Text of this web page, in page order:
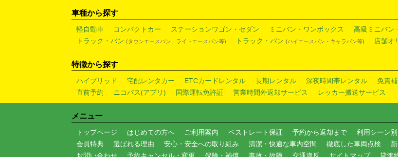
車種から探す
軽自動車 コンパクトカー ステーションワゴン・セダン ミニバン・ワンボックス 高級ミニバン
トラック・バン (タウンエースバン、ライトエースバン等) トラック・バン (ハイエースバン・キャラバン等) 店舗オ
特徴から探す
ハイブリッド 宅配レンタカー ETCカードレンタル 長期レンタル 深夜時間帯レンタル 免責
直前予約
ニコパス(アプリ) 国際運転免許証 営業時間外返却サービス レッカー搬送サービス
メニュー
トップページ はじめての方へ ご利用案内 ベストレート保証 予約から返却まで 利用シーン
会員特典
選ばれる理由 安心・安全への取り組み 清潔・快適な車内空間 徹底した車両点検